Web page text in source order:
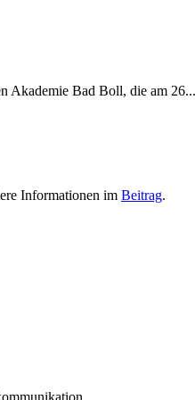
Akademie Bad Boll, die am
Informationen im Beitrag.